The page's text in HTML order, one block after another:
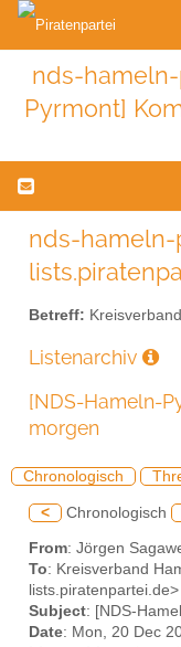
nds-
Pyrmont]
nds-hameln-
Betreff:
Listenarchiv
[NDS-Hameln-
morgen
Chronologisch
< Chronologisch
From: Jörgen
To: Kreisverband
lists.piratenpartei.de>
Subject: [NDS-
Date: Mon, 20 Dec